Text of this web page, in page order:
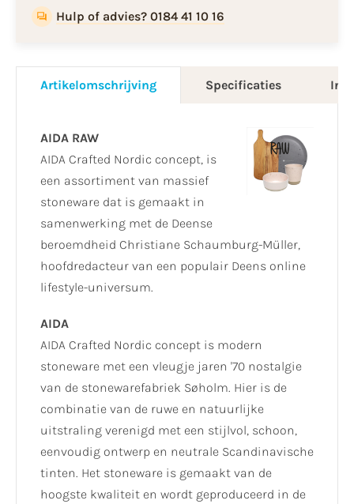
Hulp of advies? 0184 41 10 16
Artikelomschrijving Specificaties
AIDA RAW
AIDA Crafted Nordic concept, is
een assortiment van massief
stoneware dat is gemaakt in
samenwerking met de Deense
beroemdheid Christiane Schaumburg-Müller,
hoofdredacteur van een populair Deens online
lifestyle-universum.
AIDA
AIDA Crafted Nordic concept is modern
stoneware met een vleugje jaren '70 nostalgie
van de stonewarefabriek Søholm. Hier is de
combinatie van de ruwe en natuurlijke
uitstraling verenigd met een stijlvol, schoon,
eenvoudig ontwerp en neutrale Scandinavische
tinten. Het stoneware is gemaakt van de
hoogste kwaliteit en wordt geproduceerd in de